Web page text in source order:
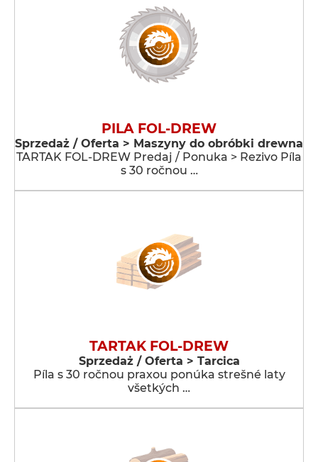
PILA FOL-DREW
Sprzedaż / Oferta > Maszyny do obróbki drewna
TARTAK FOL-DREW Predaj / Ponuka > Rezivo Píla
s 30 ročnou …
TARTAK FOL-DREW
Sprzedaż / Oferta > Tarcica
Píla s 30 ročnou praxou ponúka strešné laty
všetkých …